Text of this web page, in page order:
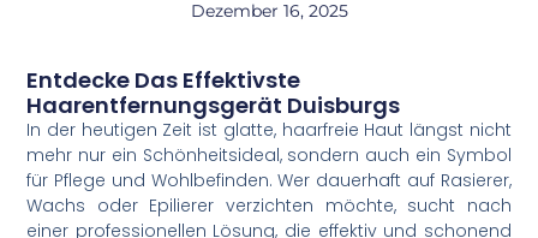
Dezember 16, 2025
Entdecke Das Effektivste
Haarentfernungsgerät Duisburgs
In der heutigen Zeit ist glatte, haarfreie Haut längst nicht
mehr nur ein Schönheitsideal, sondern auch ein Symbol
für Pflege und Wohlbefinden. Wer dauerhaft auf Rasierer,
Wachs oder Epilierer verzichten möchte, sucht nach
einer professionellen Lösung, die effektiv und schonend